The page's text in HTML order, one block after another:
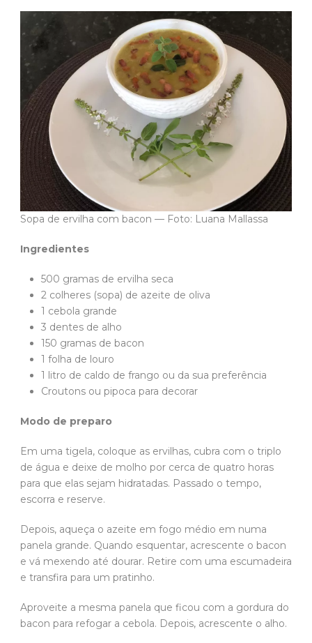
Sopa de ervilha com bacon — Foto: Luana Mallassa
Ingredientes
500 gramas de ervilha seca
2 colheres (sopa) de azeite de oliva
1 cebola grande
3 dentes de alho
150 gramas de bacon
1 folha de louro
1 litro de caldo de frango ou da sua preferência
Croutons ou pipoca para decorar
Modo de preparo
Em uma tigela, coloque as ervilhas, cubra com o triplo
de água e deixe de molho por cerca de quatro horas
para que elas sejam hidratadas. Passado o tempo,
escorra e reserve.
Depois, aqueça o azeite em fogo médio em numa
panela grande. Quando esquentar, acrescente o bacon
e vá mexendo até dourar. Retire com uma escumadeira
e transfira para um pratinho.
Aproveite a mesma panela que ficou com a gordura do
bacon para refogar a cebola. Depois, acrescente o alho.